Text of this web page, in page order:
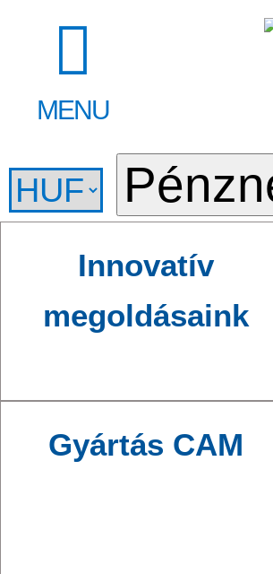
MENU
Innovatív
megoldásaink
Gyártás CAM